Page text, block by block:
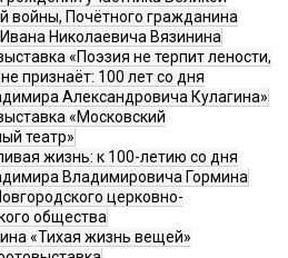
войны, Почётного гражданина
Николаевича Вязинина
«Поэзия не терпит лености,
признаёт: 100 лет со дня
Александровича Кулагина»
«Московский
театр»
жизнь: к 100-летию со дня
Владимировича Гормина
церковно-
общества
«Тихая жизнь вещей»